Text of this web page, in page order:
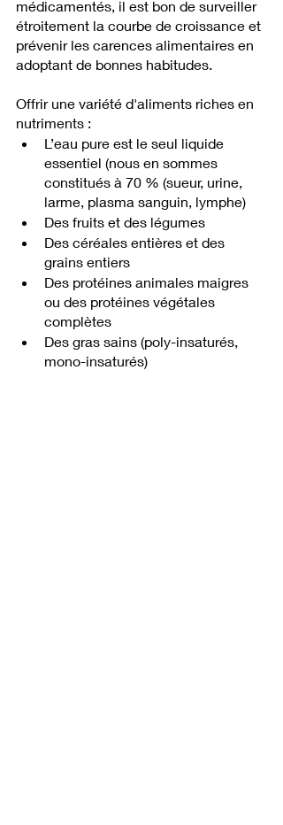
médicamentés, il est bon de surveiller
étroitement la courbe de croissance et
prévenir les carences alimentaires en
adoptant de bonnes habitudes.
Offrir une variété d'aliments riches en
nutriments :
L’eau pure est le seul liquide
essentiel (nous en sommes
constitués à 70 % (sueur, urine,
larme, plasma sanguin, lymphe)
Des fruits et des légumes
Des céréales entières et des
grains entiers
Des protéines animales maigres
ou des protéines végétales
complètes
Des gras sains (poly-insaturés,
mono-insaturés)